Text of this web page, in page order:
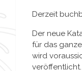
Derzeit
Der neue
für das
wird
veröffentlicht.